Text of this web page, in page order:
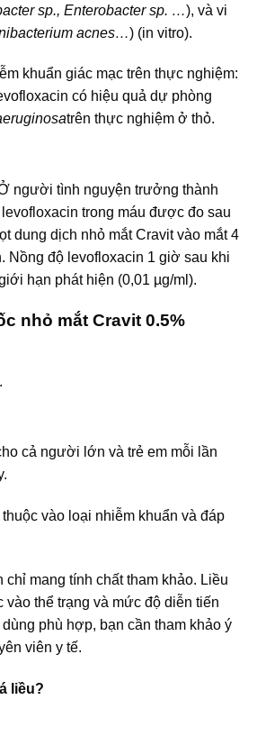
sp., Enterobacter sp. …), và vi
acnes…) (in vitro).
khuẩn giác mạc trên thực nghiệm:
có hiệu quả dự phòng
trên thực nghiệm ở thỏ.
người tình nguyện trưởng thành
trong máu được đo sau
dung dịch nhỏ mắt Cravit vào mắt 4
Nồng độ levofloxacin 1 giờ sau khi
hạn phát hiện (0,01 µg/ml).
nhỏ mắt Cravit 0.5%
cả người lớn và trẻ em mỗi lần
vào loại nhiễm khuẩn và đáp
chỉ mang tính chất tham khảo. Liều
vào thể trạng và mức độ diễn tiến
phù hợp, bạn cần tham khảo ý
viên y tế.
liều?